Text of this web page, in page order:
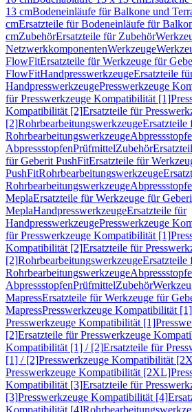
13 cmBodeneinläufe für Balkone und
cmErsatzteile für Bodeneinläufe für
cmZubehörErsatzteile für Zubehör
NetzwerkkomponentenWerkzeuge
FlowFitErsatzteile für Werkzeuge für
FlowFitHandpresswerkzeugeErsatzteile
HandpresswerkzeugePresswerkzeuge
für Presswerkzeuge Kompatibilität [1]
Kompatibilität [2]Ersatzteile für
[2]RohrbearbeitungswerkzeugeErsatzteile
Rohrbearbeitungswerkzeuge
AbpressstopfenPrüfmittelZubehör
für Geberit PushFitErsatzteile für
PushFitRohrbearbeitungswerkzeuge
Rohrbearbeitungswerkzeuge
MeplaErsatzteile für Werkzeuge für
MeplaHandpresswerkzeugeErsatzteile für
HandpresswerkzeugePresswerkzeuge
für Presswerkzeuge Kompatibilität [1]
Kompatibilität [2]Ersatzteile für
[2]RohrbearbeitungswerkzeugeErsatzteile
Rohrbearbeitungswerkzeuge
AbpressstopfenPrüfmittelZubehör
MapressErsatzteile für Werkzeuge für
MapressPresswerkzeuge Kompatibilität [1]
Presswerkzeuge Kompatibilität [1]
[2]Ersatzteile für Presswerkzeuge
Kompatibilität [1] / [2]Ersatzteile für
[1] / [2]Presswerkzeuge Kompatibilität
Presswerkzeuge Kompatibilität [2XL]
Kompatibilität [3]Ersatzteile für
[3]Presswerkzeuge Kompatibilität [4]
Kompatibilität [4]